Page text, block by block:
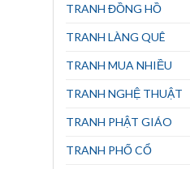
TRANH ĐỒNG HỒ
TRANH LÀNG QUÊ
TRANH MUA NHIỀU
TRANH NGHỆ THUẬT
TRANH PHẬT GIÁO
TRANH PHỐ CỔ